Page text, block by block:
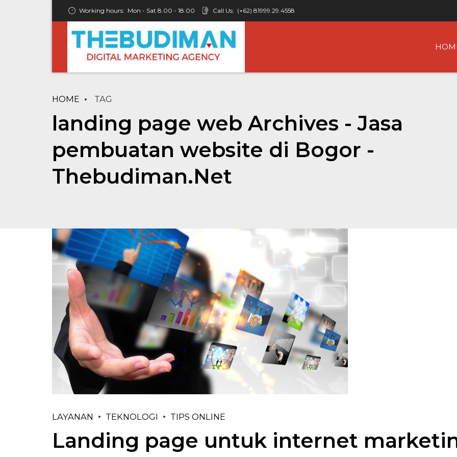
Working hours: Mon - Sat 8.00 - 18.00 Call Us: (+62) 81999.29.4558
HOME TAG
landing page web Archives - Jasa
pembuatan website di Bogor -
Thebudiman.Net
LAYANAN TEKNOLOGI TIPS ONLINE
Landing page untuk internet